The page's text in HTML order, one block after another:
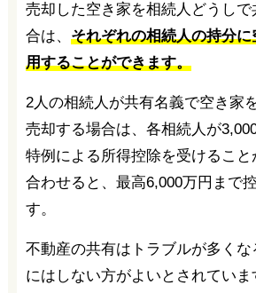
売却した空き家を相続人どうし
合は、 それぞれの相続人の持分
用することができます。
2人の相続人が共有名義で空き家
売却する場合は、各相続人が
特例による所得控除を受けること
合わせると、最高6,000万円まで
す。
不動産の共有はトラブルが多く
にはしない方がよいとされていま